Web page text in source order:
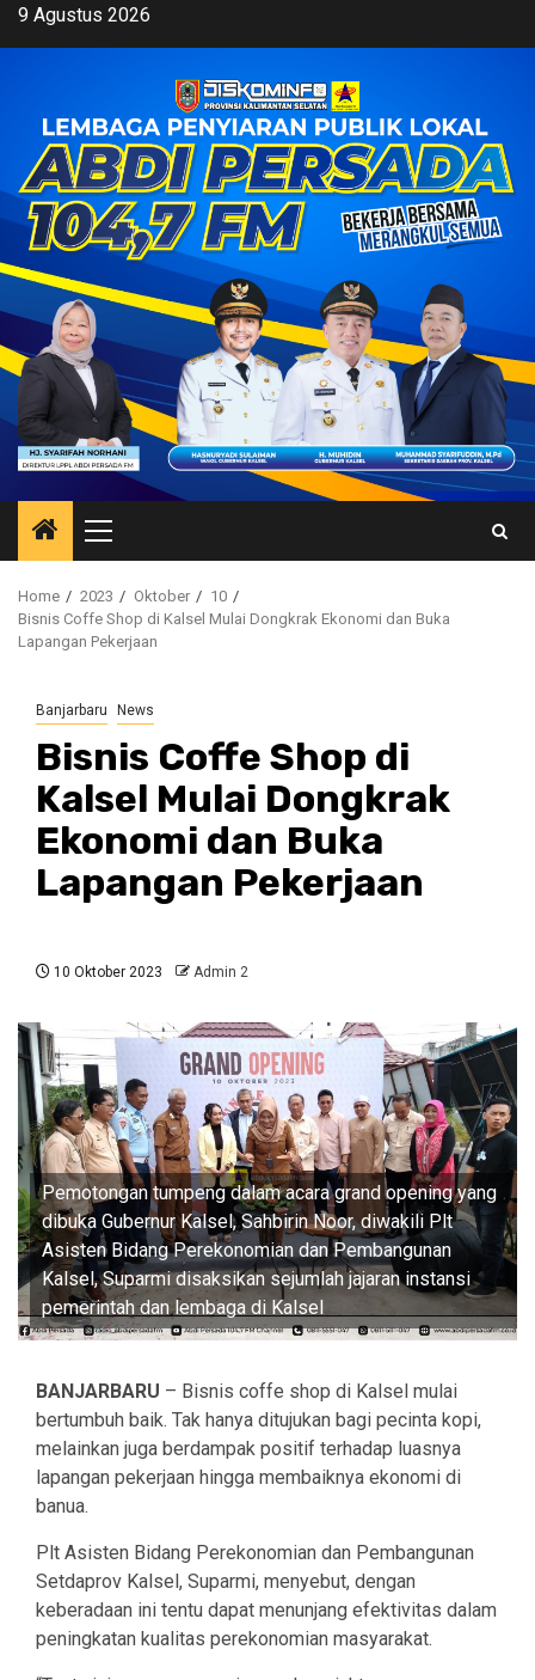
Skip9 Agustus 2026
Primary
Menu
Home 2023 Oktober
10
Bisnis Coffe Shop di Kalsel Mulai Dongkrak Ekonomi dan Buka
Lapangan Pekerjaan
Banjarbaru News
Bisnis Coffe Shop di
Kalsel Mulai Dongkrak
Ekonomi dan Buka
Lapangan Pekerjaan
10 Oktober 2023 Admin 2
Pemotongan tumpeng dalam acara grand opening yang
dibuka Gubernur Kalsel, Sahbirin Noor, diwakili Plt
Asisten Bidang Perekonomian dan Pembangunan
Kalsel, Suparmi disaksikan sejumlah jajaran instansi
pemerintah dan lembaga di Kalsel
BANJARBARU – Bisnis coffe shop di Kalsel mulai
bertumbuh baik. Tak hanya ditujukan bagi pecinta kopi,
melainkan juga berdampak positif terhadap luasnya
lapangan pekerjaan hingga membaiknya ekonomi di
banua.
Plt Asisten Bidang Perekonomian dan Pembangunan
Setdaprov Kalsel, Suparmi, menyebut, dengan
keberadaan ini tentu dapat menunjang efektivitas dalam
peningkatan kualitas perekonomian masyarakat.